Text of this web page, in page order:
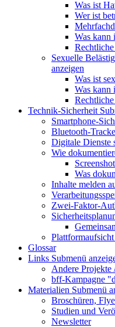
Was ist
Wer ist
Was kann
Sexuelle
anzeigen
Was ist
Was kann
Technik-Sicherheit
Smartphone-
Bluetooth-
Digitale Dienste
Wie
Was
Inhalte melden
Zwei-Faktor-
Glossar
Links Submenü
Andere Projekte
bff-Kampagne
Materialien Submenü
Broschüren,
Studien und
Newsletter